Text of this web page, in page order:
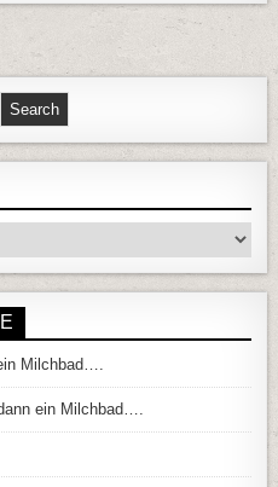
Milchbad….
ein Milchbad….